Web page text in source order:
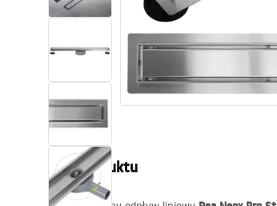
Baterie
Akcesoria i meble łazienkowe
Opis produktu